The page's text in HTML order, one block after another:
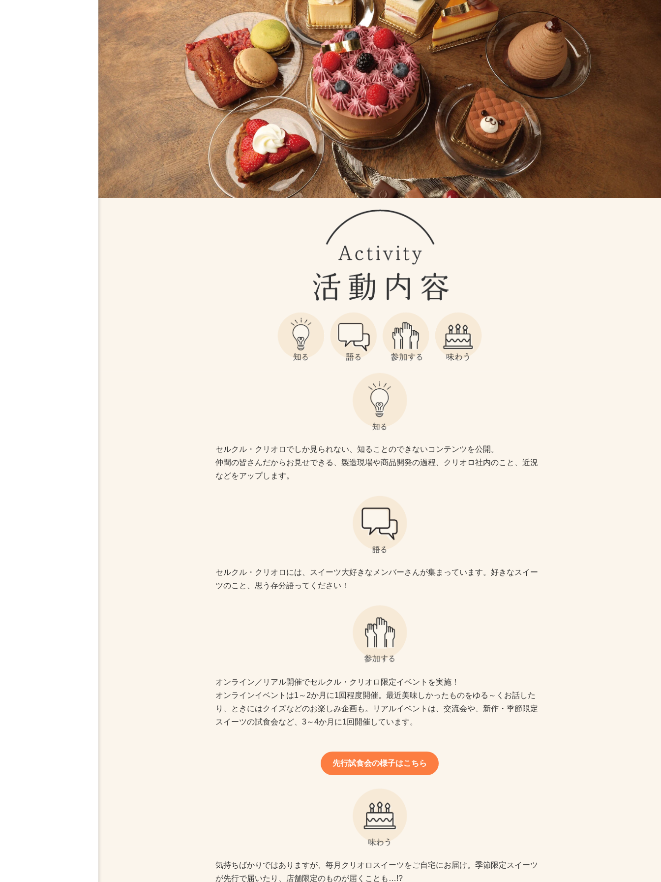
セルクル・クリオロでしか見られない、知ることのできないコンテンツを公開。
仲間の皆さんだからお見せできる、製造現場や商品開発の過程、クリオロ社内のこと、近況
などをアップします。
セルクル・クリオロには、スイーツ大好きなメンバーさんが集まっています。好きなスイー
ツのこと、思う存分語ってください！
オンライン／リアル開催でセルクル・クリオロ限定イベントを実施！
オンラインイベントは1～2か月に1回程度開催。最近美味しかったものをゆる～くお話した
り、ときにはクイズなどのお楽しみ企画も。リアルイベントは、交流会や、新作・季節限定
スイーツの試食会など、3～4か月に1回開催しています。
先行試食会の様子はこちら
気持ちばかりではありますが、毎月クリオロスイーツをご自宅にお届け。季節限定スイーツ
が先行で届いたり、店舗限定のものが届くことも…!?